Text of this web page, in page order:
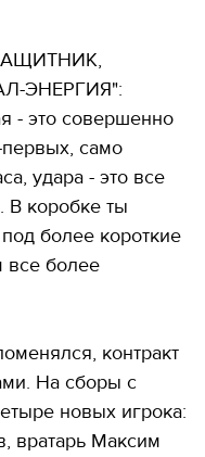
ЭНЕРГИЯ":
- это совершенно
само
удара - это все
В коробке ты
более короткие
все более
контракт
На сборы с
новых игрока:
вратарь Максим